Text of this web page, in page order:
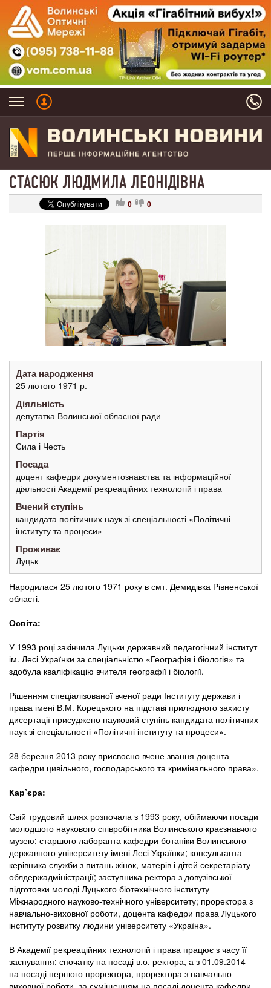
СТАСЮК ЛЮДМИЛА ЛЕОНІДІВНА
0 0
Дата народження
25 лютого 1971 р.
Діяльність
депутатка Волинської обласної ради
Партія
Сила і Честь
Посада
доцент кафедри документознавства та інформаційної
діяльності Академії рекреаційних технологій і права
Вчений ступінь
кандидата політичних наук зі спеціальності «Політичні
інституту та процеси»
Проживає
Луцьк
Народилася 25 лютого 1971 року в смт. Демидівка Рівненської
області.
Освіта:
У 1993 році закінчила Луцьки державний педагогічний інститут
ім. Лесі Українки за спеціальністю «Географія і біологія» та
здобула кваліфікацію вчителя географії і біології.
Рішенням спеціалізованої вченої ради Інституту держави і
права імені В.М. Корецького на підставі прилюдного захисту
дисертації присуджено науковий ступінь кандидата політичних
наук зі спеціальності «Політичні інституту та процеси».
28 березня 2013 року присвоєно вчене звання доцента
кафедри цивільного, господарського та кримінального права».
Кар’єра:
Свій трудовий шлях розпочала з 1993 року, обіймаючи посади
молодшого наукового співробітника Волинського краєзнавчого
музею; старшого лаборанта кафедри ботаніки Волинського
державного університету імені Лесі Українки; консультанта-
керівника служби з питань жінок, матерів і дітей секретаріату
облдержадміністрації; заступника ректора з довузівської
підготовки молоді Луцького біотехнічного інституту
Міжнародного науково-технічного університету; проректора з
навчально-виховної роботи, доцента кафедри права Луцького
інституту розвитку людини університету «Україна».
В Академії рекреаційних технологій і права працює з часу її
заснування; спочатку на посаді в.о. ректора, а з 01.09.2014 –
на посаді першого проректора, проректора з навчально-